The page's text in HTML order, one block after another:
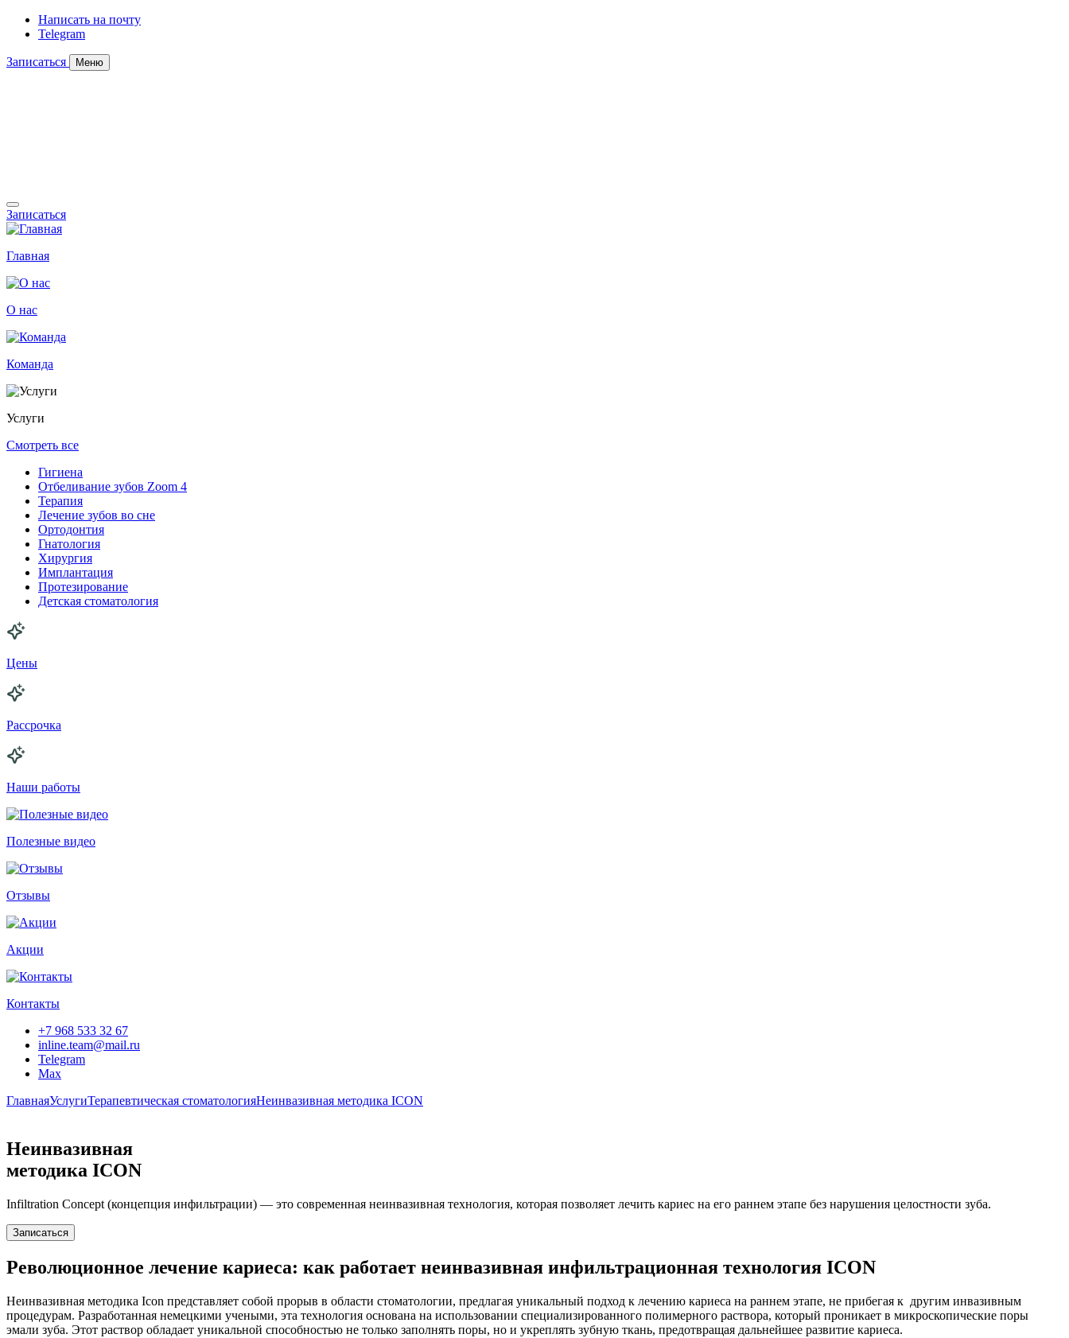
Написать на почту
Telegram
Записаться Меню
Записаться
Главная
О нас
Команда
Услуги
Смотреть все
Гигиена
Отбеливание зубов Zoom 4
Терапия
Лечение зубов во сне
Ортодонтия
Гнатология
Хирургия
Имплантация
Протезирование
Детская стоматология
Цены
Рассрочка
Наши работы
Полезные видео
Отзывы
Акции
Контакты
+7 968 533 32 67
inline.team@mail.ru
Telegram
Max
ГлавнаяУслугиТерапевтическая стоматологияНеинвазивная методика ICON
Неинвазивная
методика ICON
Infiltration Concept (концепция инфильтрации) — это современная неинвазивная технология, которая позволяет лечить кариес на его раннем этапе без нарушения целостности зуба.
Записаться
Революционное лечение кариеса: как работает неинвазивная инфильтрационная технология ICON
Неинвазивная методика Icon представляет собой прорыв в области стоматологии, предлагая уникальный подход к лечению кариеса на раннем этапе, не прибегая к другим инвазивным
процедурам. Разработанная немецкими учеными, эта технология основана на использовании специализированного полимерного раствора, который проникает в микроскопические поры
эмали зуба. Этот раствор обладает уникальной способностью не только заполнять поры, но и укреплять зубную ткань, предотвращая дальнейшее развитие кариеса.